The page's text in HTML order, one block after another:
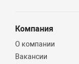
Компания
О компании
Вакансии